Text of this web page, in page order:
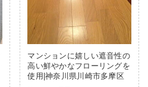
マンションに嬉しい遮音性の
高い鮮やかなフローリングを
使用|神奈川県川崎市多摩区